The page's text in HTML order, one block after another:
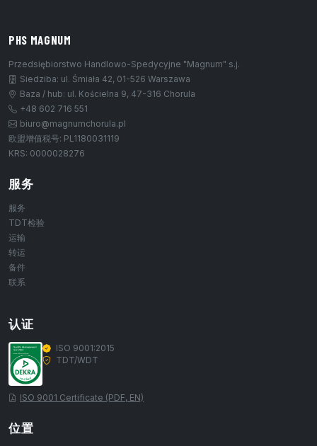
PHS MAGNUM
Przedsiębiorstwo Handlowo-Spedycyjne "Magnum" s.j.
Siedziba: ul. Śmiała 42, 01-526 Warszawa
Baza / hub: ul. Kościelna 9, 47-316 Chorula
+48 602 716 551
biuro@magnumchorula.pl
欧盟增值税号: PL1180031119
KRS: 0000028276
服务
服务
TDT检验
运输
转运
备件
联系
认证
ISO 9001:2015
TDT/WDT
ISO 9001 Certificate (PDF, EN)
位置